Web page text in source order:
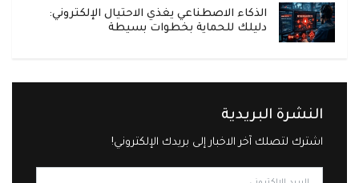
الذكاء الاصطناعي يغذي الاحتيال الإلكتروني:
دليلك للحماية بخطوات بسيطة
النشرة البريدية
اشترك لتصلك آخر الاخبار إلى بريدك الإلكتروني!